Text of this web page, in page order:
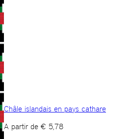
Châle islandais en pays cathare
A partir de € 5,78